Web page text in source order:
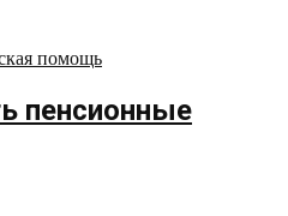
помощь
пенсионные